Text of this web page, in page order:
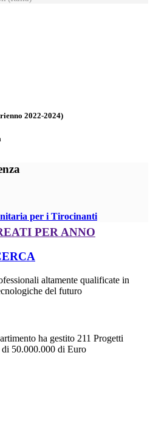
2022-2024)
per i Tirocinanti
PER ANNO
altamente qualificate in
del futuro
ha gestito 211 Progetti
50.000.000 di Euro